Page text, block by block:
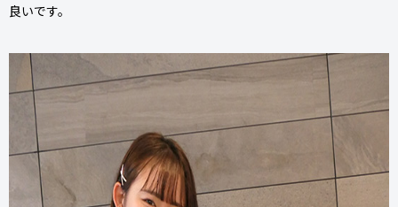
良いです。